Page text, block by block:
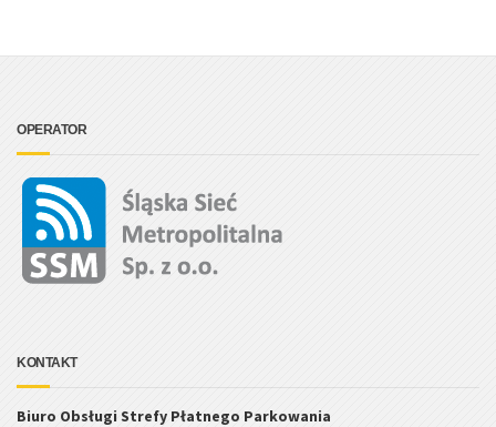
OPERATOR
KONTAKT
Biuro Obsługi Strefy Płatnego Parkowania